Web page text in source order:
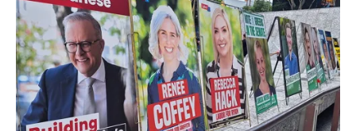
調漲3.12%，工業電價則繼今年4月後再度凍漲，維持平均
每度4.27元。整體平均電價由3.76元提高至3.78元，整體
漲幅約0.71%。細看民生電價調漲方式，小商店平均漲幅
0.96%，用電700度以下每度電調漲0.1元，701度以上不
調整。住宅平均電價漲幅4.3%，用電700度以下每度電調
漲0.1元，701～1000度每度調漲0.2元、1001度以上調漲
每度0.4元。以每期（2個月